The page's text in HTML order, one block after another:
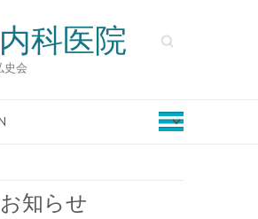
Search
科医院
会
知らせ